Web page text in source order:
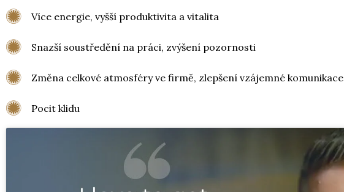
Více energie, vyšší produktivita a vitalita
Snazší soustředění na práci, zvýšení pozornosti
Změna celkové atmosféry ve firmě, zlepšení vzájemné komunikace
Pocit klidu